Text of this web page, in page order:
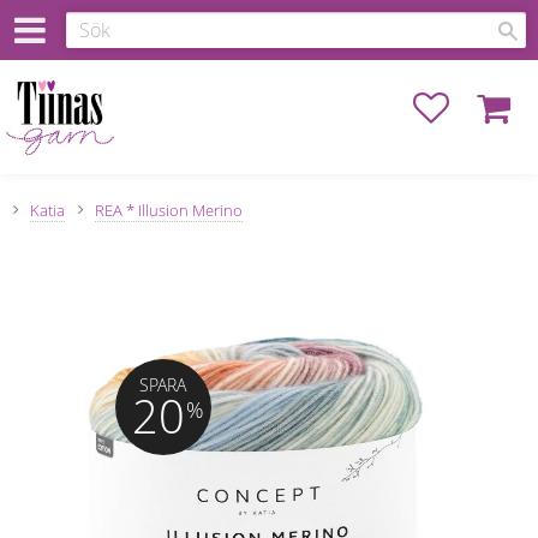
Favoriter
Katia REA * Illusion Merino
SPARA
20%